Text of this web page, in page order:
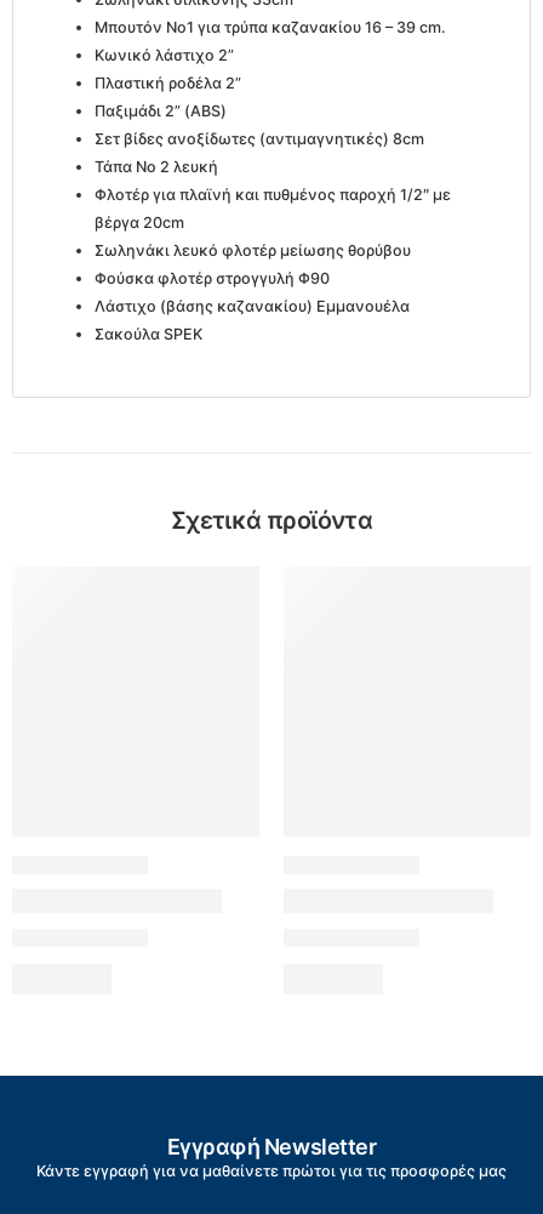
Μπουτόν Νο1 για τρύπα καζανακίου 16 – 39 cm.
Κωνικό λάστιχο 2”
Πλαστική ροδέλα 2”
Παξιμάδι 2” (ABS)
Σετ βίδες ανοξίδωτες (αντιμαγνητικές) 8cm
Τάπα Νο 2 λευκή
Φλοτέρ για πλαϊνή και πυθμένος παροχή 1/2″ με
βέργα 20cm
Σωληνάκι λευκό φλοτέρ μείωσης θορύβου
Φούσκα φλοτέρ στρογγυλή Φ90
Λάστιχο (βάσης καζανακίου) Εμμανουέλα
Σακούλα SPEK
Σχετικά προϊόντα
Εγγραφή Newsletter
Κάντε εγγραφή για να μαθαίνετε πρώτοι για τις προσφορές μας